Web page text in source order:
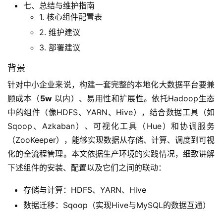
七、总结与维护指南‌
1. 核心组件配置表
2. 维护建议‌
3. ‌部署建议‌
背景‌
针对中小企业来说，构建一套完整的本地化大数据平台要兼
顾成本（5w 以内）、易用性和扩展性。依托Hadoop生态
中的组件（像HDFS、YARN、Hive），结合数据工具（如
Sqoop、Azkaban）、可视化工具（Hue）和协调服务
（ZooKeeper），能够实现数据从存储、计算、调度到可视
化的全流程管理。本文依据生产环境的实践情况，细致讲解
下述组件的安装、配置以及它们之间的联动：
存储与计算‌：HDFS、YARN、Hive
数据迁移‌：Sqoop（实现Hive与MySQL的数据互通）